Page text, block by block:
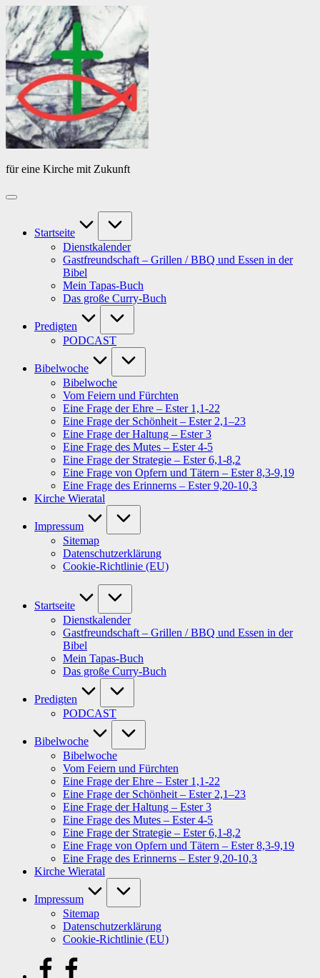
Skip
to
content
von
PfarrerB
für eine Kirche mit Zukunft
Startseite
Dienstkalender
Gastfreundschaft – Grillen / BBQ und Essen in der
Bibel
Mein Tapas-Buch
Das große Curry-Buch
Predigten
PODCAST
Bibelwoche
Bibelwoche
Vom Feiern und Fürchten
Eine Frage der Ehre – Ester 1,1-22
Eine Frage der Schönheit – Ester 2,1–23
Eine Frage der Haltung – Ester 3
Eine Frage des Mutes – Ester 4-5
Eine Frage der Strategie – Ester 6,1-8,2
Eine Frage von Opfern und Tätern – Ester 8,3-9,19
Eine Frage des Erinnerns – Ester 9,20-10,3
Kirche Wieratal
Impressum
Sitemap
Datenschutzerklärung
Cookie-Richtlinie (EU)
Startseite
Dienstkalender
Gastfreundschaft – Grillen / BBQ und Essen in der
Bibel
Mein Tapas-Buch
Das große Curry-Buch
Predigten
PODCAST
Bibelwoche
Bibelwoche
Vom Feiern und Fürchten
Eine Frage der Ehre – Ester 1,1-22
Eine Frage der Schönheit – Ester 2,1–23
Eine Frage der Haltung – Ester 3
Eine Frage des Mutes – Ester 4-5
Eine Frage der Strategie – Ester 6,1-8,2
Eine Frage von Opfern und Tätern – Ester 8,3-9,19
Eine Frage des Erinnerns – Ester 9,20-10,3
Kirche Wieratal
Impressum
Sitemap
Datenschutzerklärung
Cookie-Richtlinie (EU)
facebook.com